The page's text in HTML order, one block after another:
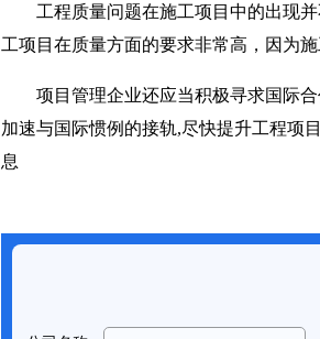
工程质量问题在施工项目中的出现并
工项目在质量方面的要求非常高，因为
项目管理企业还应当积极寻求国际合
加速与国际惯例的接轨,尽快提升工程项
息